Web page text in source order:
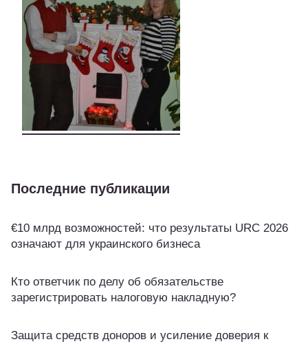
Последние публикации
€10 млрд возможностей: что результаты URC 2026
означают для украинского бизнеса
Кто ответчик по делу об обязательстве
зарегистрировать налоговую накладную?
Защита средств доноров и усиление доверия к